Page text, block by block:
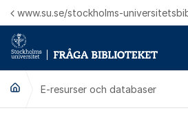
Hoppa till innehåll
www.su.se/stockholms-
E-resurser och databaser